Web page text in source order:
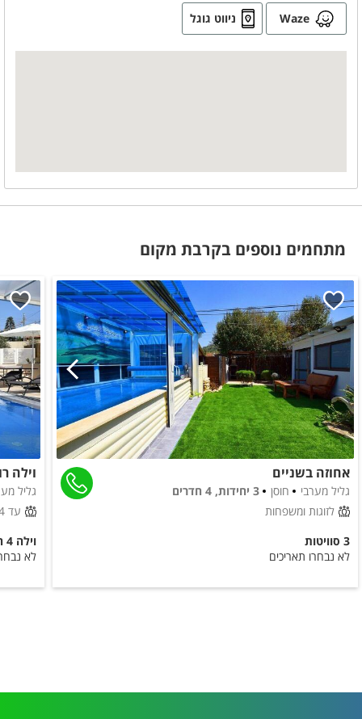
נדנדות
טרמפולינה
Waze ניווט גוגל
מתחמים נוספים בקרבת מקום
אחוזה בשניים
גליל מערבי חוסן
3 יחידות, 4 חדרים
לזוגות ומשפחות
3 סוויטות
לא נבחרו תאריכים
וילה
גליל
עד 14 אורחים
וילה 4 חדרים
לא